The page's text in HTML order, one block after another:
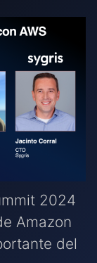
2024
Amazon
del